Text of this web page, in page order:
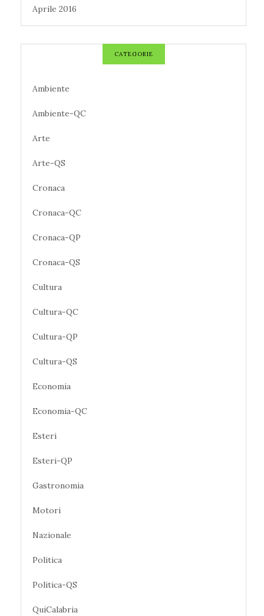
Aprile 2016
CATEGORIE
Ambiente
Ambiente-QC
Arte
Arte-QS
Cronaca
Cronaca-QC
Cronaca-QP
Cronaca-QS
Cultura
Cultura-QC
Cultura-QP
Cultura-QS
Economia
Economia-QC
Esteri
Esteri-QP
Gastronomia
Motori
Nazionale
Politica
Politica-QS
QuiCalabria